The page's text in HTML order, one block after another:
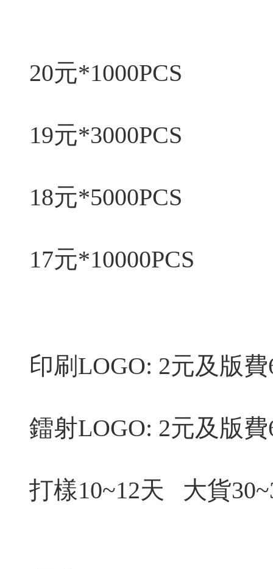
20元*1000PCS
19元*3000PCS
18元*5000PCS
17元*10000PCS
印刷LOGO: 2元及版
鐳射LOGO: 2元及版
打樣10~12天 大貨